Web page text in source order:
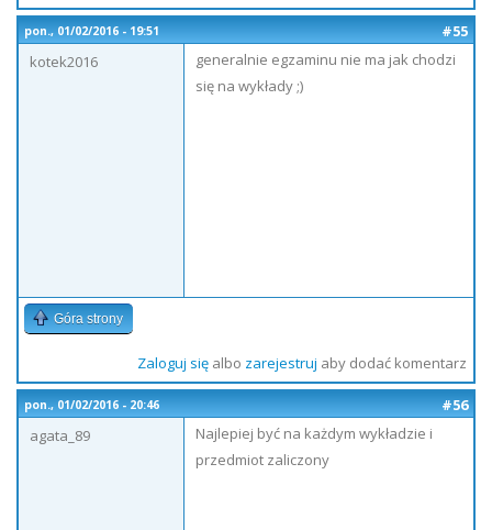
pon., 01/02/2016 - 19:51
#55
kotek2016
generalnie egzaminu nie ma jak chodzi
się na wykłady ;)
Góra strony
Zaloguj sięalbo zarejestruj aby dodać komentarz
pon., 01/02/2016 - 20:46
#56
agata_89
Najlepiej być na każdym wykładzie i
przedmiot zaliczony